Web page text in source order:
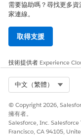
AI 工作人員:我可
認,您是否需要唯
此要求?
Julie:唯讀足夠,我
AI 工作人員:您的
Thompson 的經
料擁有者檢閱,通
收到電子郵件通知
此
需要協助嗎？尋找更多資
家連線。
取得支援
技術提供者 Experience
中文（繁體）
© Copyright 2026,
擁有者。
Salesforce, Inc.
Francisco, CA 94105,